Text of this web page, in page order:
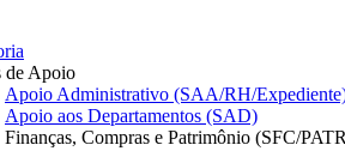
de Apoio
Apoio Administrativo (SAA/RH/
Apoio aos Departamentos (SAD)
Finanças, Compras e Patrimônio (SFC/